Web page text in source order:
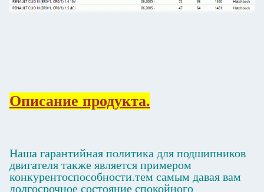
Описание продукта.
Наша гарантийная политика для подшипников
двигателя также является примером
конкурентоспособности.тем самым давая вам
долгосрочное состояние спокойного